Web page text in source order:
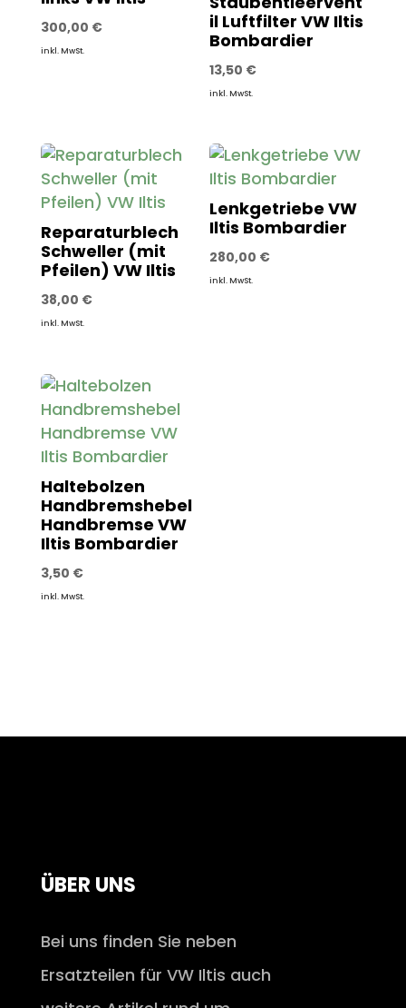
300,00 €
inkl. MwSt.
il Luftfilter VW Iltis
Bombardier
13,50 €
inkl. MwSt.
Reparaturblech
Schweller (mit
Pfeilen) VW Iltis
38,00 €
inkl. MwSt.
Lenkgetriebe VW
Iltis Bombardier
280,00 €
inkl. MwSt.
Haltebolzen
Handbremshebel
Handbremse VW
Iltis Bombardier
3,50 €
inkl. MwSt.
ÜBER UNS
Bei uns finden Sie neben
Ersatzteilen für VW Iltis auch